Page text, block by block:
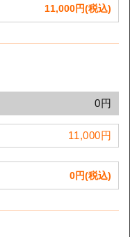
11,000円(税込)
0円
11,000円
0円(税込)